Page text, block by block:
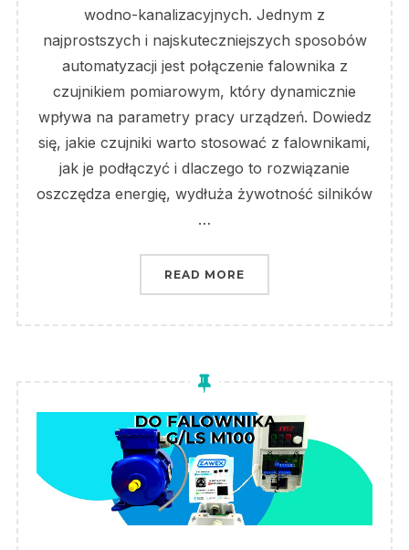
wodno-kanalizacyjnych. Jednym z
najprostszych i najskuteczniejszych sposobów
automatyzacji jest połączenie falownika z
czujnikiem pomiarowym, który dynamicznie
wpływa na parametry pracy urządzeń. Dowiedz
się, jakie czujniki warto stosować z falownikami,
jak je podłączyć i dlaczego to rozwiązanie
oszczędza energię, wydłuża żywotność silników
…
READ MORE „STEROWANIE